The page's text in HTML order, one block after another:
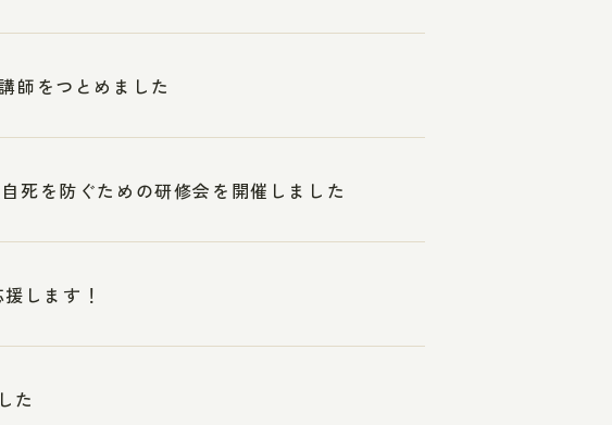
師をつとめました
死を防ぐための研修会を開催しました
します！
た